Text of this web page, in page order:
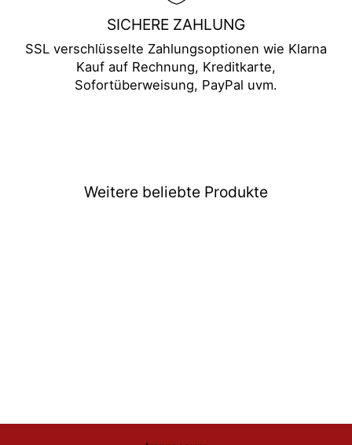
SICHERE ZAHLUNG
SSL verschlüsselte Zahlungsoptionen wie Klarna
Kauf auf Rechnung, Kreditkarte,
Sofortüberweisung, PayPal uvm.
Weitere beliebte Produkte